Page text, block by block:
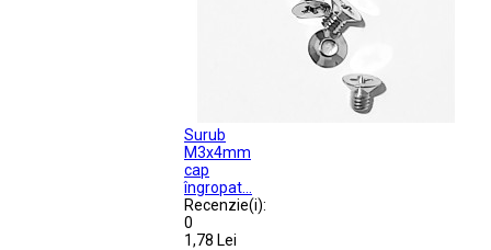
Surub
M3x4mm
cap
îngropat...
Recenzie(i):
0
1,78 Lei